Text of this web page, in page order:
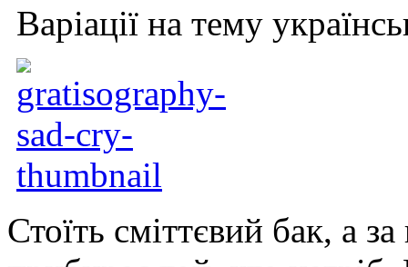
Варіації на тему
Стоїть сміттєвий бак, а